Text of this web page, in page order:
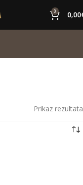
0 0,00
Prikaz rezultata